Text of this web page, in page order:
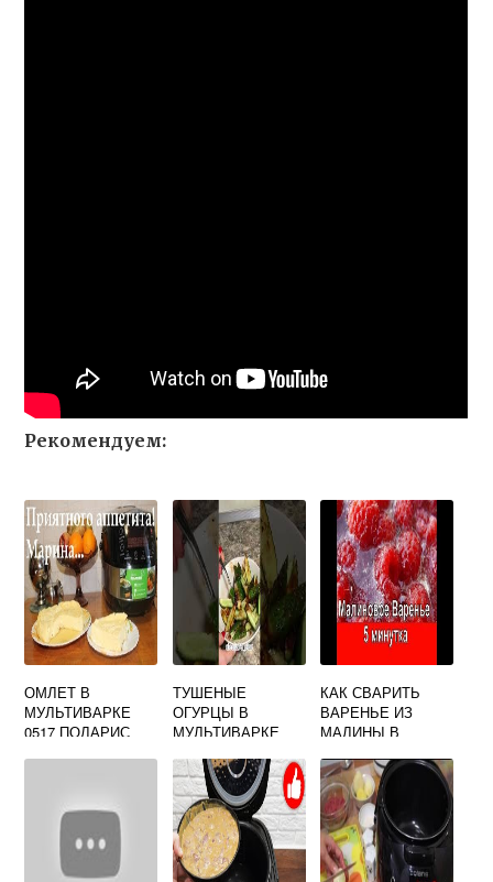
Рекомендуем:
ОМЛЕТ В
МУЛЬТИВАРКЕ
0517 ПОЛАРИС
ТУШЕНЫЕ
ОГУРЦЫ В
МУЛЬТИВАРКЕ
КАК СВАРИТЬ
ВАРЕНЬЕ ИЗ
МАЛИНЫ В
ПОЛАРИС